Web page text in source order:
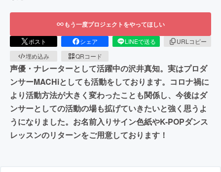
もう一度プロジェクトをやってほしい
ポスト シェア LINEで送る
URLコピー
埋め込み
QRコード
声優・ナレーターとして活躍中の沢井真知。実はプロダ
ンサーMACHiとしても活動をしております。コロナ禍に
より活動方法が大きく変わったことも関係し、今後はダ
ンサーとしての活動の場も拡げていきたいと強く思うよ
うになりました。お名前入りサイン色紙やK-POPダンス
レッスンのリターンをご用意しております！